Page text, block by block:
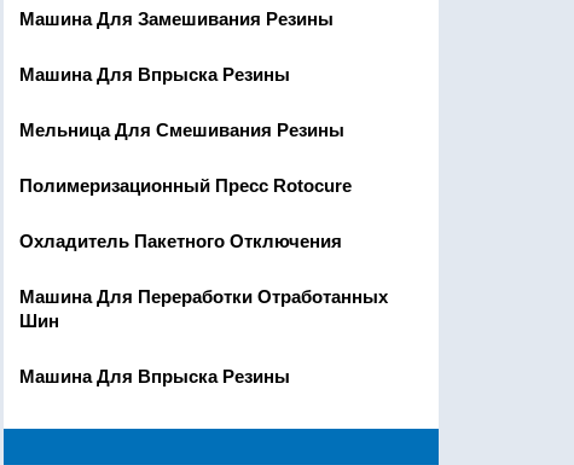
Машина Для Замешивания Резины
Машина Для Впрыска Резины
Мельница Для Смешивания Резины
Полимеризационный Пресс Rotocure
Охладитель Пакетного Отключения
Машина Для Переработки Отработанных
Шин
Машина Для Впрыска Резины